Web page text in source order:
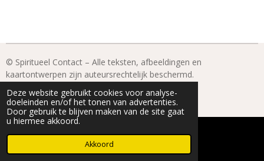
Deze website gebruikt cookies voor analyse-
doeleinden en/of het tonen van advertenties.
Door gebruik te blijven maken van de site gaat
u hiermee akkoord.
Akkoord
© Spiritueel Contact – Alle teksten, afbeeldingen en
kaartontwerpen zijn auteursrechtelijk beschermd.
© 2022 - 2026 Spiritueel Contact
Powered by JouwWeb
E-mailadres